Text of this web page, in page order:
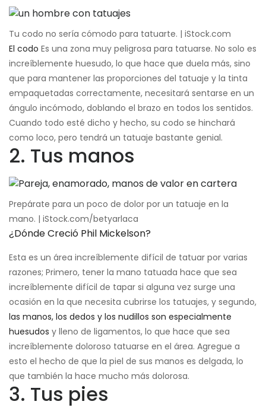
Tu codo no sería cómodo para tatuarte. | iStock.com
El codo Es una zona muy peligrosa para tatuarse. No solo es
increíblemente huesudo, lo que hace que duela más, sino
que para mantener las proporciones del tatuaje y la tinta
empaquetadas correctamente, necesitará sentarse en un
ángulo incómodo, doblando el brazo en todos los sentidos.
Cuando todo esté dicho y hecho, su codo se hinchará
como loco, pero tendrá un tatuaje bastante genial.
2. Tus manos
Prepárate para un poco de dolor por un tatuaje en la
mano. | iStock.com/betyarlaca
¿Dónde Creció Phil Mickelson?
Esta es un área increíblemente difícil de tatuar por varias
razones; Primero, tener la mano tatuada hace que sea
increíblemente difícil de tapar si alguna vez surge una
ocasión en la que necesita cubrirse los tatuajes, y segundo,
las manos, los dedos y los nudillos son especialmente
huesudos y lleno de ligamentos, lo que hace que sea
increíblemente doloroso tatuarse en el área. Agregue a
esto el hecho de que la piel de sus manos es delgada, lo
que también la hace mucho más dolorosa.
3. Tus pies